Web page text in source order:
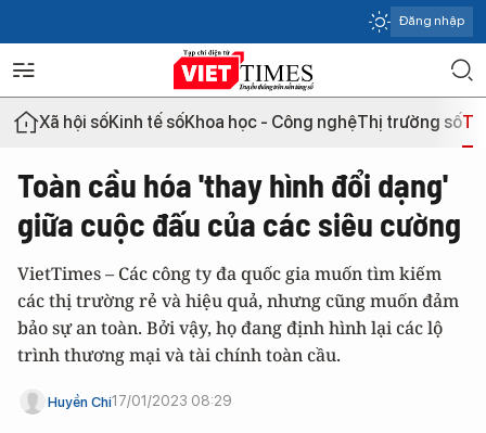
Đăng nhập
Xã hội sốKinh tế sốKhoa học - Công nghệThị trường số
Toàn cầu hóa 'thay hình đổi dạng'
giữa cuộc đấu của các siêu cường
VietTimes – Các công ty đa quốc gia muốn tìm kiếm
các thị trường rẻ và hiệu quả, nhưng cũng muốn đảm
bảo sự an toàn. Bởi vậy, họ đang định hình lại các lộ
trình thương mại và tài chính toàn cầu.
Huyền Chi17/01/2023 08:29